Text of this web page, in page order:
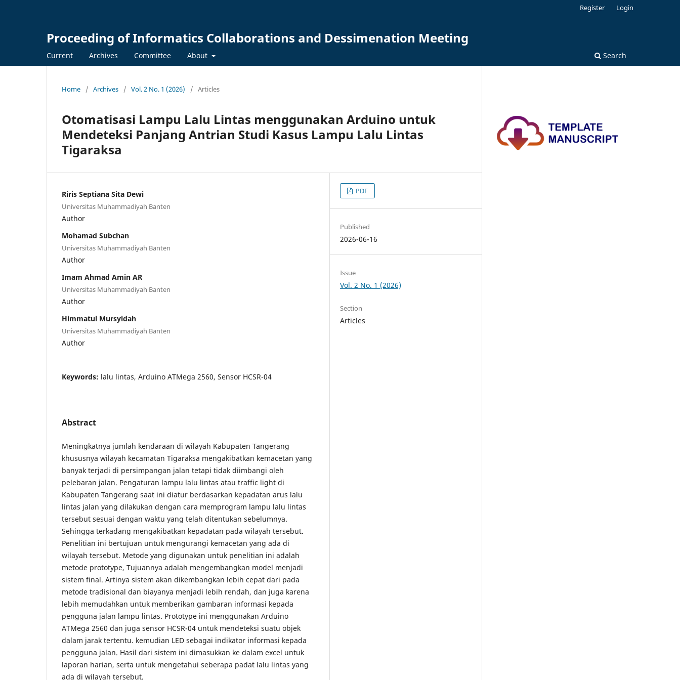
Proceeding of Informatics Collaborations and Dessimenation Meeting
Current Archives Committee About Search
Register Login
Home / Archives / Vol. 2 No. 1 (2026) / Articles
Otomatisasi Lampu Lalu Lintas menggunakan Arduino untuk
Mendeteksi Panjang Antrian Studi Kasus Lampu Lalu Lintas
Tigaraksa
Riris Septiana Sita Dewi
Universitas Muhammadiyah Banten
Author
Mohamad Subchan
Universitas Muhammadiyah Banten
Author
Imam Ahmad Amin AR
Universitas Muhammadiyah Banten
Author
Himmatul Mursyidah
Universitas Muhammadiyah Banten
Author
Keywords: lalu lintas, Arduino ATMega 2560, Sensor HCSR-04
Abstract
Meningkatnya jumlah kendaraan di wilayah Kabupaten Tangerang
khususnya wilayah kecamatan Tigaraksa mengakibatkan kemacetan yang
banyak terjadi di persimpangan jalan tetapi tidak diimbangi oleh
pelebaran jalan. Pengaturan lampu lalu lintas atau traffic light di
Kabupaten Tangerang saat ini diatur berdasarkan kepadatan arus lalu
lintas jalan yang dilakukan dengan cara memprogram lampu lalu lintas
tersebut sesuai dengan waktu yang telah ditentukan sebelumnya.
Sehingga terkadang mengakibatkan kepadatan pada wilayah tersebut.
Penelitian ini bertujuan untuk mengurangi kemacetan yang ada di
wilayah tersebut. Metode yang digunakan untuk penelitian ini adalah
metode prototype, Tujuannya adalah mengembangkan model menjadi
sistem final. Artinya sistem akan dikembangkan lebih cepat dari pada
metode tradisional dan biayanya menjadi lebih rendah, dan juga karena
lebih memudahkan untuk memberikan gambaran informasi kepada
pengguna jalan lampu lintas. Prototype ini menggunakan Arduino
ATMega 2560 dan juga sensor HCSR-04 untuk mendeteksi suatu objek
dalam jarak tertentu. kemudian LED sebagai indikator informasi kepada
pengguna jalan. Hasil dari sistem ini dimasukkan ke dalam excel untuk
laporan harian, serta untuk mengetahui seberapa padat lalu lintas yang
ada di wilayah tersebut.
PDF
Published
2026-06-16
Issue
Vol. 2 No. 1 (2026)
Section
Articles